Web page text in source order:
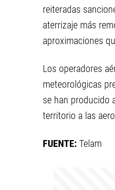
reiteradas
aterrizaje más
aproximaciones
Los operadores
meteorológicas
se han producido
territorio a las
FUENTE: Telam